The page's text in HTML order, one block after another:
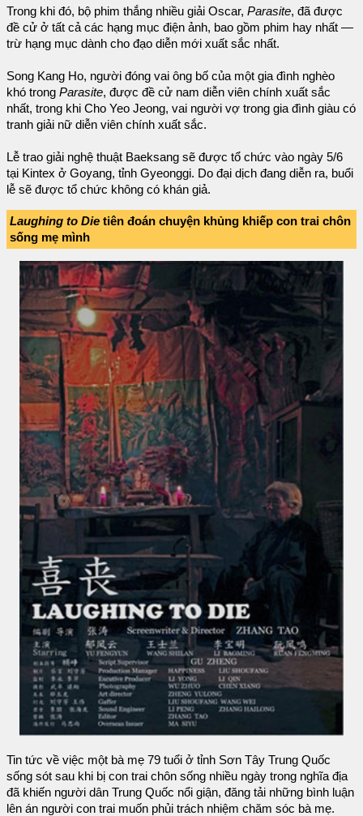
Trong khi đó, bộ phim thắng nhiều giải Oscar, Parasite, đã được
đề cử ở tất cả các hạng mục điện ảnh, bao gồm phim hay nhất —
trừ hạng mục dành cho đạo diễn mới xuất sắc nhất.
Song Kang Ho, người đóng vai ông bố của một gia đình nghèo
khó trong Parasite, được đề cử nam diễn viên chính xuất sắc
nhất, trong khi Cho Yeo Jeong, vai người vợ trong gia đình giàu có
tranh giải nữ diễn viên chính xuất sắc.
Lễ trao giải nghệ thuật Baeksang sẽ được tổ chức vào ngày 5/6
tại Kintex ở Goyang, tỉnh Gyeonggi. Do đại dịch đang diễn ra, buổi
lễ sẽ được tổ chức không có khán giả.
Laughing to Die tiên đoán chuyện khủng khiếp con trai chôn
sống mẹ mình
Tin tức về việc một bà mẹ 79 tuổi ở tỉnh Sơn Tây Trung Quốc
sống sót sau khi bị con trai chôn sống nhiều ngày trong nghĩa địa
đã khiến người dân Trung Quốc nổi giận, đăng tải những bình luận
lên án người con trai muốn phủi trách nhiệm chăm sóc bà mẹ.